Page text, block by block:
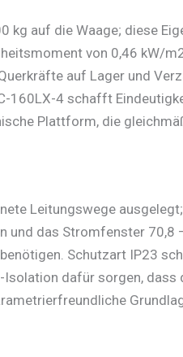
auf die Waage; diese
von 0,46 kW/
auf Lager und
160LX-4 schafft
Plattform, die
Leitungswege
das Stromfenster 70,8
Schutzart IP23
dafür sorgen,